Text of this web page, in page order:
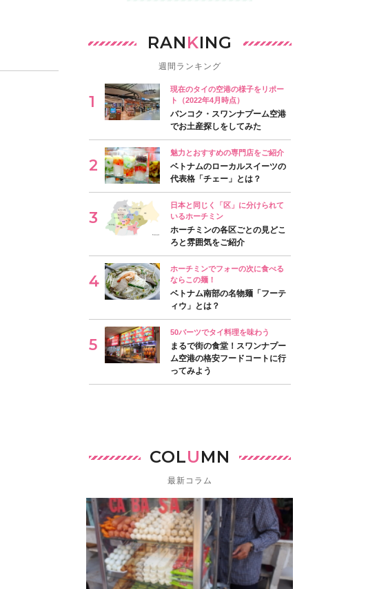
RANKING
週間ランキング
現在のタイの空港の様子をリポー
ト（2022年4月時点）
バンコク・スワンナプーム空港
でお土産探しをしてみた
魅力とおすすめの専門店をご紹介
ベトナムのローカルスイーツの
代表格「チェー」とは？
日本と同じく「区」に分けられて
いるホーチミン
ホーチミンの各区ごとの見どこ
ろと雰囲気をご紹介
ホーチミンでフォーの次に食べる
ならこの麺！
ベトナム南部の名物麺「フーテ
ィウ」とは？
50バーツでタイ料理を味わう
まるで街の食堂！スワンナプー
ム空港の格安フードコートに行
ってみよう
COLUMN
最新コラム